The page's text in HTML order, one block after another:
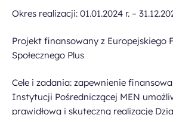
Okres realizacji: 01.01.2024 r. –
Projekt finansowany z Europejskiego
Społecznego Plus
Cele i zadania: zapewnienie
Instytucji Pośredniczącej MEN
prawidłową i skuteczną realizację